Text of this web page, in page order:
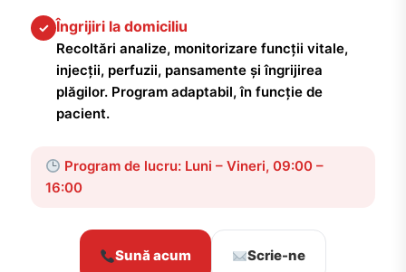
✓ Îngrijiri la domiciliu
Recoltări analize, monitorizare funcții vitale,
injecții, perfuzii, pansamente și îngrijirea
plăgilor. Program adaptabil, în funcție de
pacient.
Program de lucru: Luni – Vineri, 09:00 –
16:00
Sună acum Scrie-ne